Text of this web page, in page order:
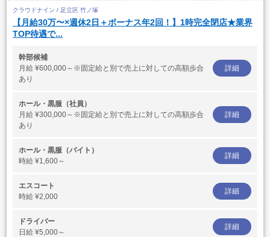
クラウドナイン / 足立区 竹ノ塚
【月給30万〜×週休2日＋ボーナス年2回！】1時完全閉店★業界
TOP待遇で...
幹部候補
月給 ¥600,000～※固定給と別で売上に対しての高額歩合
あり
詳細
ホール・黒服（社員）
月給 ¥300,000～※固定給と別で売上に対しての高額歩合
あり
詳細
ホール・黒服（バイト）
時給 ¥1,600～
詳細
エスコート
時給 ¥2,000
詳細
ドライバー
日給 ¥5,000～
詳細